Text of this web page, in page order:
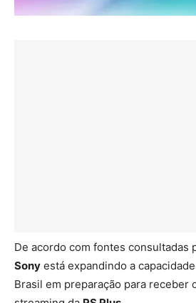
De acordo com fontes consultadas
Sony está expandindo a
Brasil em preparação para receber